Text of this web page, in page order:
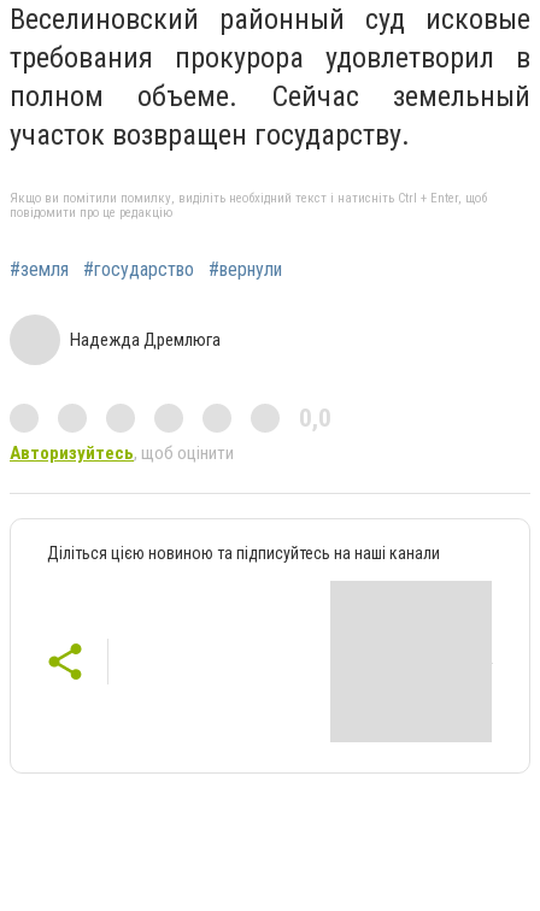
Веселиновский районный суд исковые
требования прокурора удовлетворил в
полном объеме. Сейчас земельный
участок возвращен государству.
Якщо ви помітили помилку, виділіть необхідний текст і натисніть Ctrl + Enter, щоб
повідомити про це редакцію
#земля #государство #вернули
Надежда Дремлюга
0,0
Авторизуйтесь, щоб оцінити
Діліться цією новиною та підписуйтесь на наші канали